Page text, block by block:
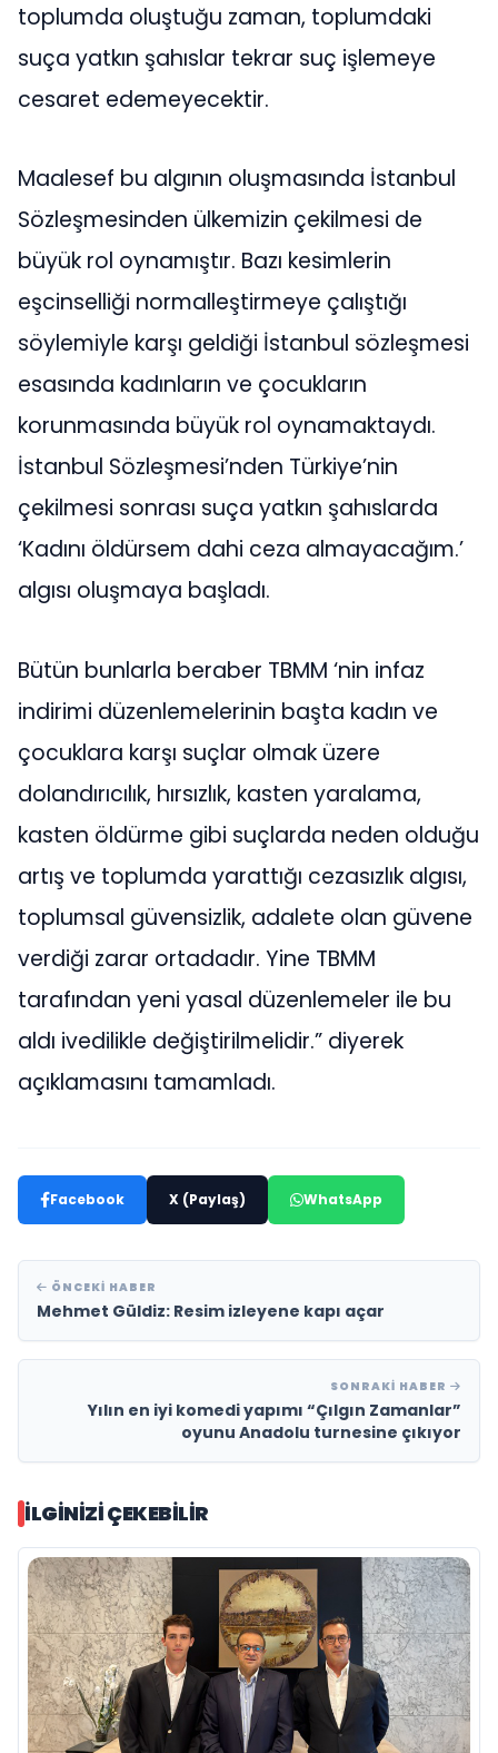
toplumda oluştuğu zaman, toplumdaki
suça yatkın şahıslar tekrar suç işlemeye
cesaret edemeyecektir.
Maalesef bu algının oluşmasında İstanbul
Sözleşmesinden ülkemizin çekilmesi de
büyük rol oynamıştır. Bazı kesimlerin
eşcinselliği normalleştirmeye çalıştığı
söylemiyle karşı geldiği İstanbul sözleşmesi
esasında kadınların ve çocukların
korunmasında büyük rol oynamaktaydı.
İstanbul Sözleşmesi’nden Türkiye’nin
çekilmesi sonrası suça yatkın şahıslarda
‘Kadını öldürsem dahi ceza almayacağım.’
algısı oluşmaya başladı.
Bütün bunlarla beraber TBMM ‘nin infaz
indirimi düzenlemelerinin başta kadın ve
çocuklara karşı suçlar olmak üzere
dolandırıcılık, hırsızlık, kasten yaralama,
kasten öldürme gibi suçlarda neden olduğu
artış ve toplumda yarattığı cezasızlık algısı,
toplumsal güvensizlik, adalete olan güvene
verdiği zarar ortadadır. Yine TBMM
tarafından yeni yasal düzenlemeler ile bu
aldı ivedilikle değiştirilmelidir.” diyerek
açıklamasını tamamladı.
Facebook X (Paylaş) WhatsApp
ÖNCEKI HABER
Mehmet Güldiz: Resim izleyene kapı açar
SONRAKI HABER
Yılın en iyi komedi yapımı “Çılgın Zamanlar”
oyunu Anadolu turnesine çıkıyor
İLGINIZI ÇEKEBILIR